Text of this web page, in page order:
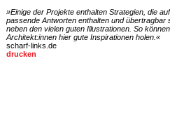
»Einige der Projekte enthalten Strategien, die
passende Antworten enthalten und
neben den vielen guten Illustrationen. So
Architekt:innen hier gute Inspirationen holen.«
scharf-links.de
drucken